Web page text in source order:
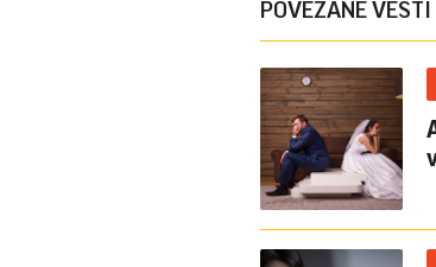
POVEZANE VESTI